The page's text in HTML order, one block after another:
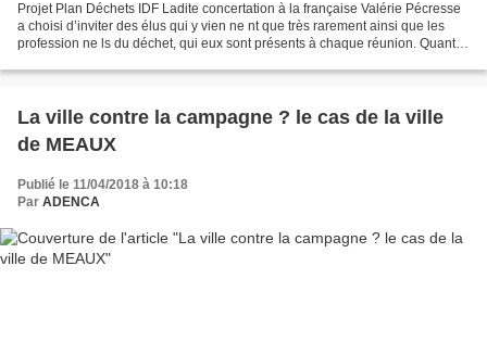
Projet Plan Déchets IDF Ladite concertation à la française Valérie Pécresse
a choisi d’inviter des élus qui y vien ne nt que très rarement ainsi que les
profession ne ls du déchet, qui eux sont présents à chaque réunion. Quant
La ville contre la campagne ? le cas de la ville
de MEAUX
Publié le 11/04/2018 à 10:18
Par ADENCA